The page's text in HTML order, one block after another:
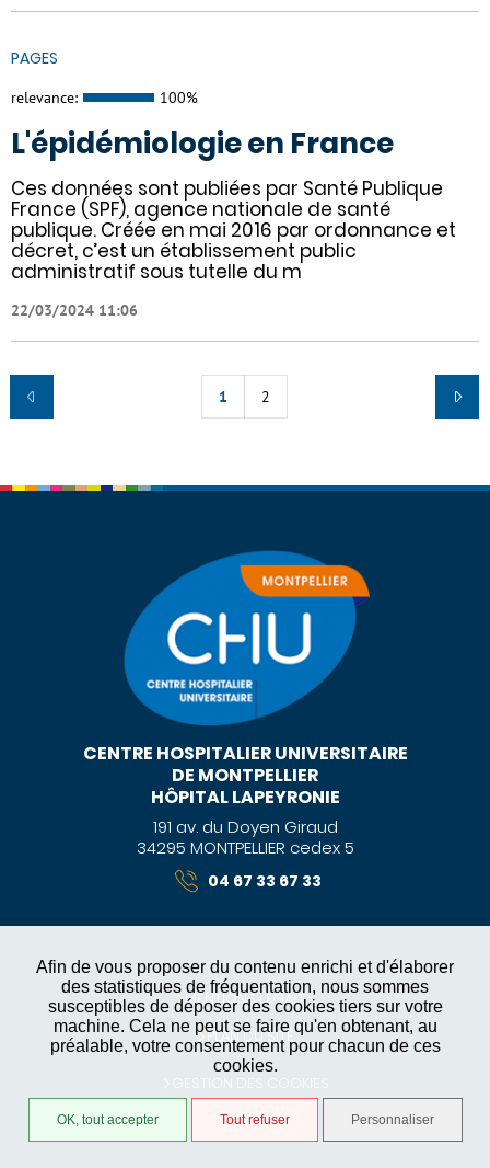
Afin de vous proposer du contenu enrichi et d'élaborer
des statistiques de fréquentation, nous sommes
susceptibles de déposer des cookies tiers sur votre
machine. Cela ne peut se faire qu'en obtenant, au
préalable, votre consentement pour chacun de ces
cookies.
OK, tout accepter Tout refuser Personnaliser
PAGES
relevance: 100%
L'épidémiologie en France
Ces données sont publiées par Santé Publique
France (SPF), agence nationale de santé
publique. Créée en mai 2016 par ordonnance et
décret, c’est un établissement public
administratif sous tutelle du m
22/03/2024 11:06
1 2
CENTRE HOSPITALIER UNIVERSITAIRE
DE MONTPELLIER
HÔPITAL LAPEYRONIE
191 av. du Doyen Giraud
34295 MONTPELLIER cedex 5
04 67 33 67 33
MENTIONS LÉGALES
PLAN DU SITE
GESTION DES COOKIES